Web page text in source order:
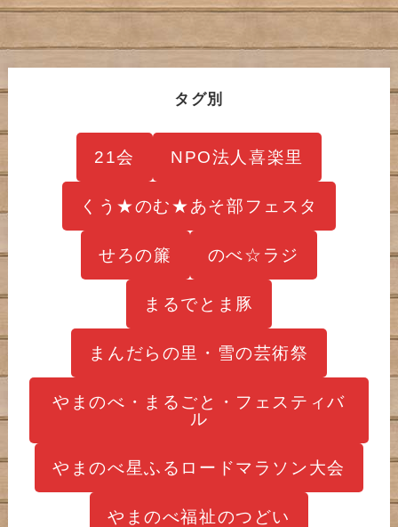
タグ別
21会 NPO法人喜楽里
くう★のむ★あそ部フェスタ
せろの簾 のべ☆ラジ
まるでとま豚
まんだらの里・雪の芸術祭
やまのべ・まるごと・フェスティバ
ル
やまのべ星ふるロードマラソン大会
やまのべ福祉のつどい